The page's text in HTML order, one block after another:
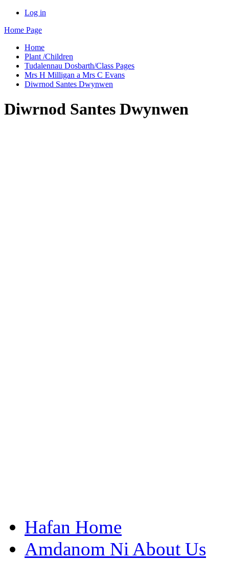
Log in
Home Page
Home
Plant /Children
Tudalennau Dosbarth/Class Pages
Mrs H Milligan a Mrs C Evans
Diwrnod Santes Dwynwen
Diwrnod Santes Dwynwen
Hafan Home
Amdanom Ni About Us